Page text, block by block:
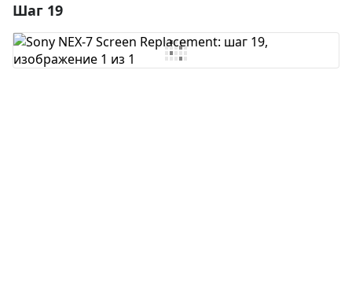
Добавить комментарий
Шаг 19